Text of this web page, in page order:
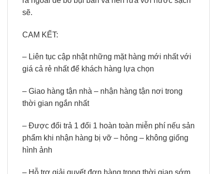
sẽ.
CAM KẾT:
– Liên tục cập nhật những mặt hàng mới nhất với
giá cả rẻ nhất để khách hàng lựa chọn
– Giao hàng tận nhà – nhận hàng tận nơi trong
thời gian ngắn nhất
– Được đổi trả 1 đổi 1 hoàn toàn miễn phí nếu sản
phẩm khi nhận hàng bị vỡ – hỏng – không giống
hình ảnh
– Hỗ trợ giải quyết đơn hàng trong thời gian sớm